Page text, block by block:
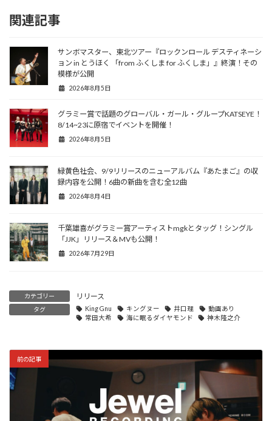
関連記事
サンボマスター、東北ツアー『ロックンロール デスティネーシ
ョン in とうほく 「from ふくしま for ふくしま」』終演！その
模様が公開
2026年8月5日
グラミー賞で話題のグローバル・ガール・グループKATSEYE！
8/14~23に原宿でイベントを開催！
2026年8月5日
緑黄色社会、9/9リリースのニューアルバム『あたまご』の収
録内容を公開！6曲の新曲を含む全12曲
2026年8月4日
千葉雄喜がグラミー賞アーティストmgkとタッグ！シングル
「JJK」リリース＆MVも公開！
2026年7月29日
カテゴリー リリース
タグ King Gnu キングヌー 井口理
動画あり
常田大希
海に眠るダイヤモンド 神木隆之介
前の記事